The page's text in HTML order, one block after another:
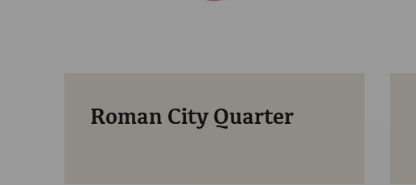
Roman City Quarter